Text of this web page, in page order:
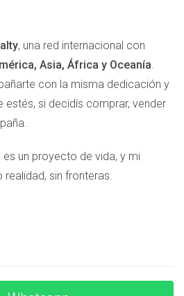
a recibir más visitas y
propiedades más
2: EL PODER DEL
toma una foto puede cambiar
de un espacio. Este fue el
decidió experimentar con
, una red internacional con
Asia, África y Oceanía.
con la misma dedicación y
estés, si decidís comprar, vender
un proyecto de vida, y mi
sin fronteras.